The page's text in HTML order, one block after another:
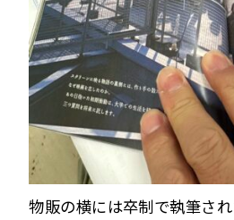
物販の横には卒制で執筆さ